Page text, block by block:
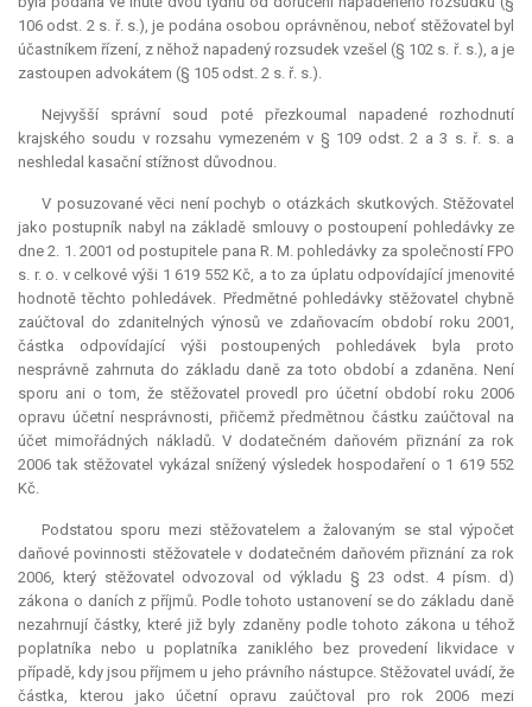
106 odst. 2 s. ř. s.), je podána osobou oprávněnou, neboť stěžovatel byl
účastníkem řízení, z něhož napadený rozsudek vzešel (§ 102 s. ř. s.), a je
zastoupen advokátem (§ 105 odst. 2 s. ř. s.).
Nejvyšší správní soud poté přezkoumal napadené rozhodnutí
krajského soudu v rozsahu vymezeném v § 109 odst. 2 a 3 s. ř. s. a
neshledal kasační stížnost důvodnou.
V posuzované věci není pochyb o otázkách skutkových. Stěžovatel
jako postupník nabyl na základě smlouvy o postoupení pohledávky ze
dne 2. 1. 2001 od postupitele pana R. M. pohledávky za společností FPO
s. r. o. v celkové výši 1 619 552 Kč, a to za úplatu odpovídající jmenovité
hodnotě těchto pohledávek. Předmětné pohledávky stěžovatel chybně
zaúčtoval do zdanitelných výnosů ve zdaňovacím období roku 2001,
částka odpovídající výši postoupených pohledávek byla proto
nesprávně zahrnuta do základu daně za toto období a zdaněna. Není
sporu ani o tom, že stěžovatel provedl pro účetní období roku 2006
opravu účetní nesprávnosti, přičemž předmětnou částku zaúčtoval na
účet mimořádných nákladů. V dodatečném daňovém přiznání za rok
2006 tak stěžovatel vykázal snížený výsledek hospodaření o 1 619 552
Kč.
Podstatou sporu mezi stěžovatelem a žalovaným se stal výpočet
daňové povinnosti stěžovatele v dodatečném daňovém přiznání za rok
2006, který stěžovatel odvozoval od výkladu § 23 odst. 4 písm. d)
zákona o daních z příjmů. Podle tohoto ustanovení se do základu daně
nezahrnují částky, které již byly zdaněny podle tohoto zákona u téhož
poplatníka nebo u poplatníka zaniklého bez provedení likvidace v
případě, kdy jsou příjmem u jeho právního nástupce. Stěžovatel uvádí, že
částka, kterou jako účetní opravu zaúčtoval pro rok 2006 mezi